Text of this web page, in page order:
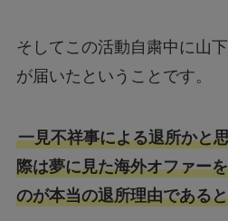
そしてこの活動自粛中に山
が届いたということです。
一見不祥事による退所かと
際は夢に見た海外オファー
のが本当の退所理由である